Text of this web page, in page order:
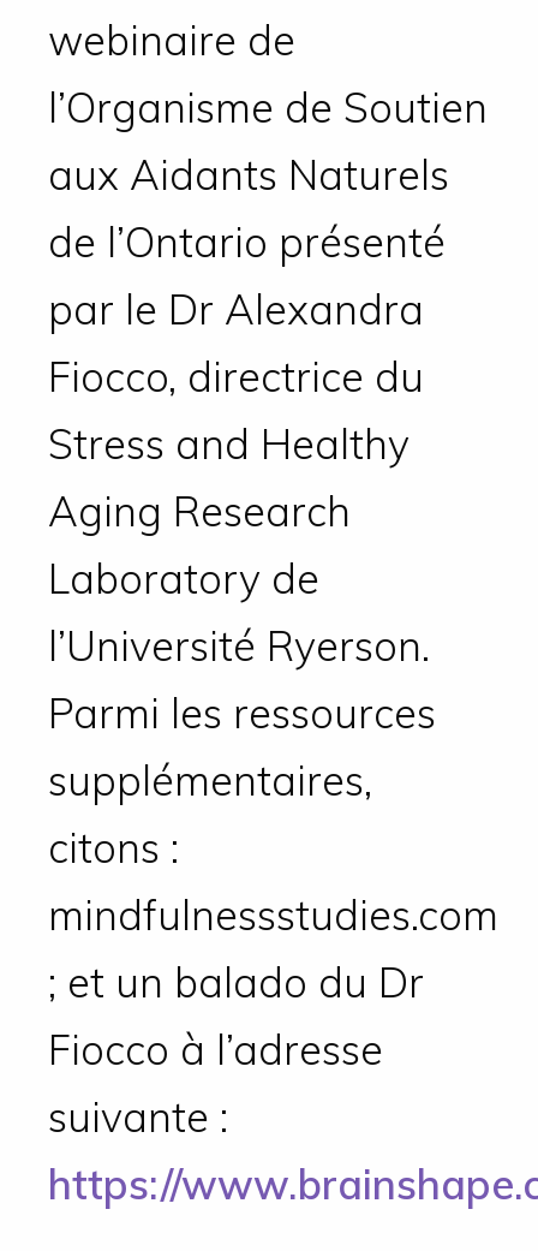
webinaire de
l’Organisme de Soutien
aux Aidants Naturels
de l’Ontario présenté
par le Dr Alexandra
Fiocco, directrice du
Stress and Healthy
Aging Research
Laboratory de
l’Université Ryerson.
Parmi les ressources
supplémentaires,
citons :
mindfulnessstudies.com
; et un balado du Dr
Fiocco à l’adresse
suivante :
https://